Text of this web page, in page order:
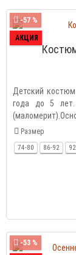
-57 %
АКЦИЯ
Детский костюм
года до 5 лет.
Размер
74-80 86-92
-53 %